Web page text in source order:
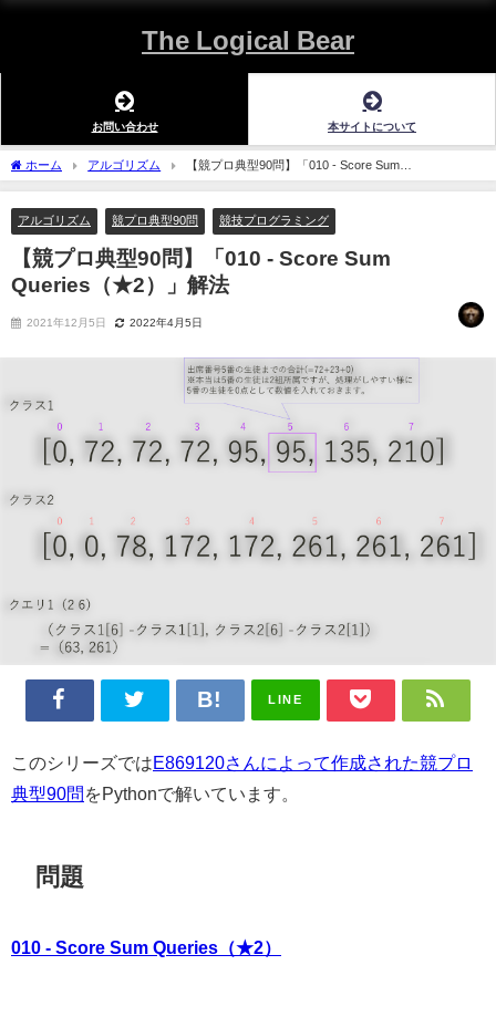
The Logical Bear
お問い合わせ 本サイトについて
ホーム アルゴリズム
【競プロ典型90問】「010 - Score Sum
Queries（★2）」解法
アルゴリズム 競プロ典型90問 競技プログラミング
【競プロ典型90問】「010 - Score Sum
Queries（★2）」解法
2021年12月5日 2022年4月5日
LINE
このシリーズではE869120さんによって作成された競プロ
典型90問 をPythonで解いています。
問題
010 - Score Sum Queries（★2）